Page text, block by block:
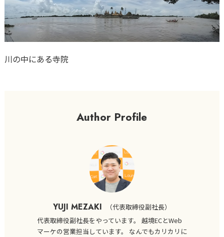
川の中にある寺院
Author Profile
YUJI MEZAKI （代表取締役副社長）
代表取締役副社長をやっています。 越境ECとWeb
マーケの営業担当しています。 なんでもカリカリに